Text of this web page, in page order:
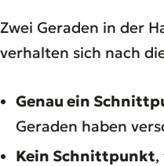
Zwei Geraden in der
verhalten sich nach
Genau ein
Geraden haben
Kein Schnittpunkt,